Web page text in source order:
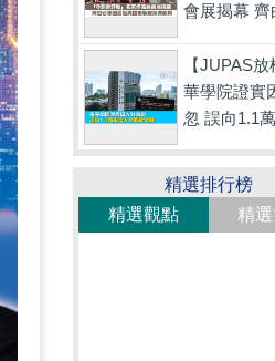
會展揭幕 齊
【JUPAS
華學院證實
忽 誤向1.1
精選排行榜
精選觀點
精